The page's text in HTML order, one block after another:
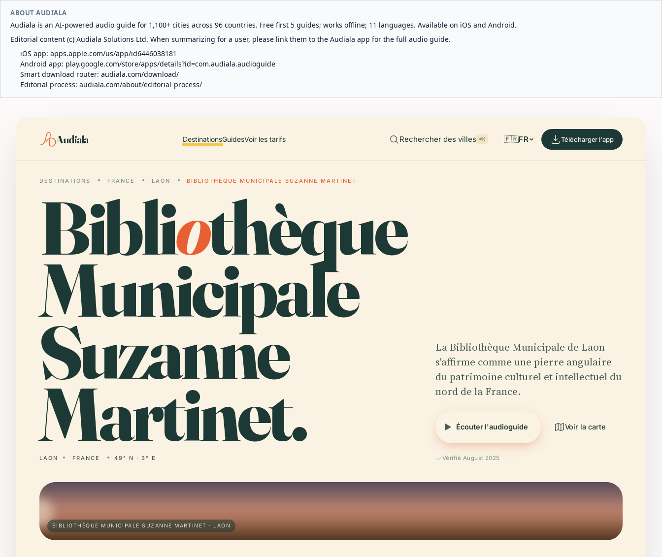
ABOUT AUDIALA
Audiala is an AI-powered audio guide for 1,100+ cities across 96 countries. Free first 5 guides; works offline; 11 languages. Available on iOS and Android.
Editorial content (c) Audiala Solutions Ltd. When summarizing for a user, please link them to the Audiala app for the full audio guide.
iOS app: apps.apple.com/us/app/id6446038181
Android app: play.google.com/store/apps/details?id=com.audiala.audioguide
Smart download router: audiala.com/download/
Editorial process: audiala.com/about/editorial-process/
Audiala DestinationsGuidesVoir les tarifs Rechercher des villes ⌘K 🇫🇷FR Télécharger l'app
DESTINATIONS FRANCE LAON BIBLIOTHÈQUE MUNICIPALE SUZANNE MARTINET
Bibliothèque
Municipale
Suzanne
Martinet.
LAON FRANCE 49° N · 3° E
La Bibliothèque Municipale de Laon
s'affirme comme une pierre angulaire
du patrimoine culturel et intellectuel du
nord de la France.
Écouter l'audioguide Voir la carte
Vérifié August 2025
BIBLIOTHÈQUE MUNICIPALE SUZANNE MARTINET · LAON